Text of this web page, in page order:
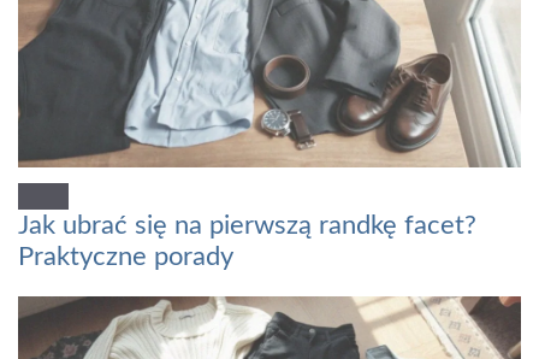
Jak ubrać się na pierwszą randkę facet?
Praktyczne porady